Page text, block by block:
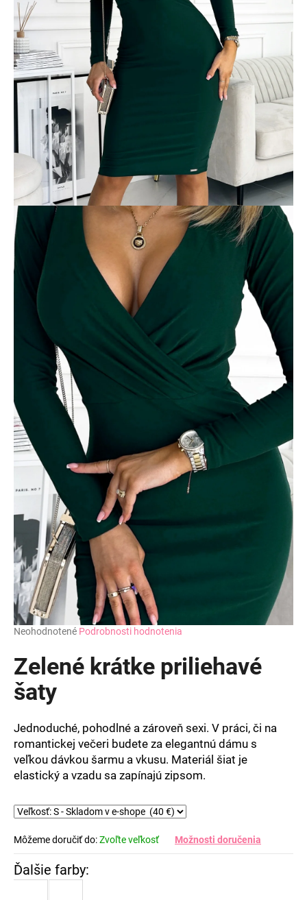
Priemerné
produktu
je
0,0
z
hviezdičiek.
Neohodnotené Podrobnosti hodnotenia
Zelené krátke priliehavé
šaty
Jednoduché, pohodlné a zároveň sexi. V práci, či na
romantickej večeri budete za elegantnú dámu s
veľkou dávkou šarmu a vkusu. Materiál šiat je
elastický a vzadu sa zapínajú zipsom.
Môžeme doručiť do:Zvoľte veľkosť Možnosti doručenia